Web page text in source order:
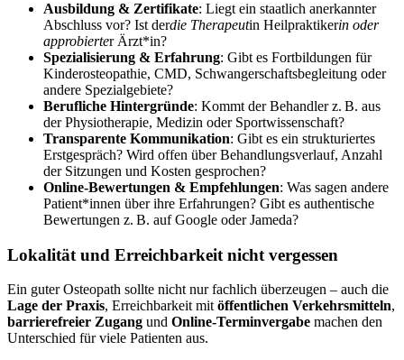
Ausbildung & Zertifikate: Liegt ein staatlich anerkannter
Abschluss vor? Ist derdie Therapeutin Heilpraktikerin oder
approbierter Ärzt*in?
Spezialisierung & Erfahrung: Gibt es Fortbildungen für
Kinderosteopathie, CMD, Schwangerschaftsbegleitung oder
andere Spezialgebiete?
Berufliche Hintergründe: Kommt der Behandler z. B. aus
der Physiotherapie, Medizin oder Sportwissenschaft?
Transparente Kommunikation: Gibt es ein strukturiertes
Erstgespräch? Wird offen über Behandlungsverlauf, Anzahl
der Sitzungen und Kosten gesprochen?
Online-Bewertungen & Empfehlungen: Was sagen andere
Patient*innen über ihre Erfahrungen? Gibt es authentische
Bewertungen z. B. auf Google oder Jameda?
Lokalität und Erreichbarkeit nicht vergessen
Ein guter Osteopath sollte nicht nur fachlich überzeugen – auch die
Lage der Praxis, Erreichbarkeit mitöffentlichen Verkehrsmitteln,
barrierefreier Zugang und Online-Terminvergabe machen den
Unterschied für viele Patienten aus.